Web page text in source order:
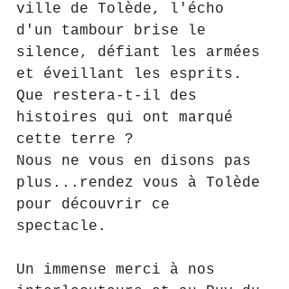
ville de Tolède, l'écho
d'un tambour brise le
silence, défiant les armées
et éveillant les esprits.
Que restera-t-il des
histoires qui ont marqué
cette terre ?
Nous ne vous en disons pas
plus...rendez vous à Tolède
pour découvrir ce
spectacle.
Un immense merci à nos